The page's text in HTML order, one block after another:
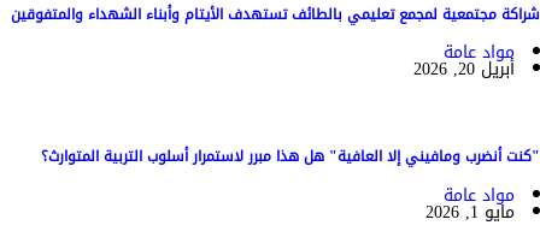
شراكة مجتمعية لمجمع تعليمي بالطائف تستهدف الأيتام وأبناء الشهداء والمتفوقين
مواد عامة
أبريل 20, 2026
"كنت أنضرب ومافيني إلا العافية" هل هذا مبرر لاستمرار أسلوب التربية المتوارث؟
مواد عامة
مايو 1, 2026